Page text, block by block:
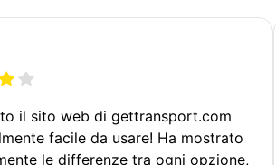
il sito web di gettransport.com
facile da usare! Ha mostrato
le differenze tra ogni opzione,